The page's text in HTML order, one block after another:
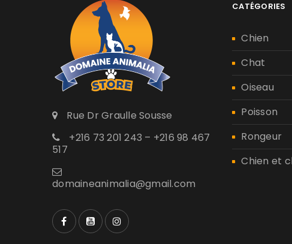
Rue Dr Graulle Sousse
+216 73 201 243 – +216 98 467
517
domaineanimalia@gmail.com
CATÉGORIES
Chien
Chat
Oiseau
Poisson
Rongeur
Chien et